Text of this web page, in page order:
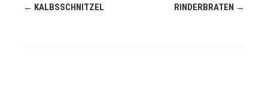
Navigation
← KALBSSCHNITZEL RINDERBRATEN →